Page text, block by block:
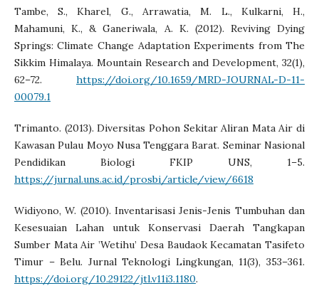
Tambe, S., Kharel, G., Arrawatia, M. L., Kulkarni, H.,
Mahamuni, K., & Ganeriwala, A. K. (2012). Reviving Dying
Springs: Climate Change Adaptation Experiments from The
Sikkim Himalaya. Mountain Research and Development, 32(1),
62–72.https://doi.org/10.1659/MRD-JOURNAL-D-11-
00079.1
Trimanto. (2013). Diversitas Pohon Sekitar Aliran Mata Air di
Kawasan Pulau Moyo Nusa Tenggara Barat. Seminar Nasional
Pendidikan Biologi FKIP UNS, 1–5.
https://jurnal.uns.ac.id/prosbi/article/view/6618
Widiyono, W. (2010). Inventarisasi Jenis-Jenis Tumbuhan dan
Kesesuaian Lahan untuk Konservasi Daerah Tangkapan
Sumber Mata Air ’Wetihu’ Desa Baudaok Kecamatan Tasifeto
Timur – Belu. Jurnal Teknologi Lingkungan, 11(3), 353–361.
https://doi.org/10.29122/jtl.v11i3.1180.